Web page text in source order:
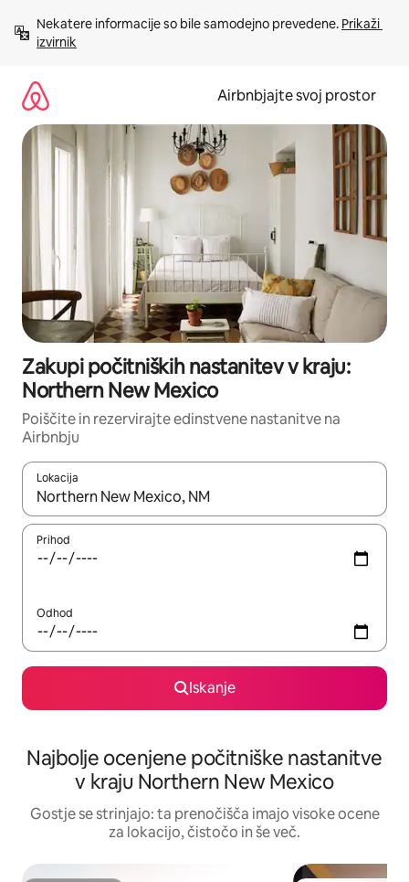
vsebino
Nekatere informacije so bile samodejno prevedene. Prikaži
izvirnik
Airbnbjajte svoj prostor
Zakupi počitniških nastanitev v kraju:
Northern New Mexico
Poiščite in rezervirajte edinstvene nastanitve na
Airbnbju
Lokacija
Ko so rezultati na voljo, krmarite s puščičnima tipkama gor in
Prihod
Odhod
Iskanje
Najbolje ocenjene počitniške nastanitve
v kraju Northern New Mexico
Gostje se strinjajo: ta prenočišča imajo visoke ocene
za lokacijo, čistočo in še več.